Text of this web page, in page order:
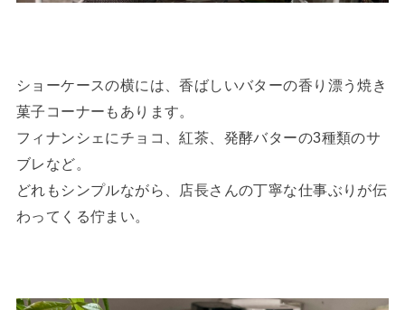
ショーケースの横には、香ばしいバターの香り漂う焼き
菓子コーナーもあります。
フィナンシェにチョコ、紅茶、発酵バターの3種類のサ
ブレなど。
どれもシンプルながら、店長さんの丁寧な仕事ぶりが伝
わってくる佇まい。